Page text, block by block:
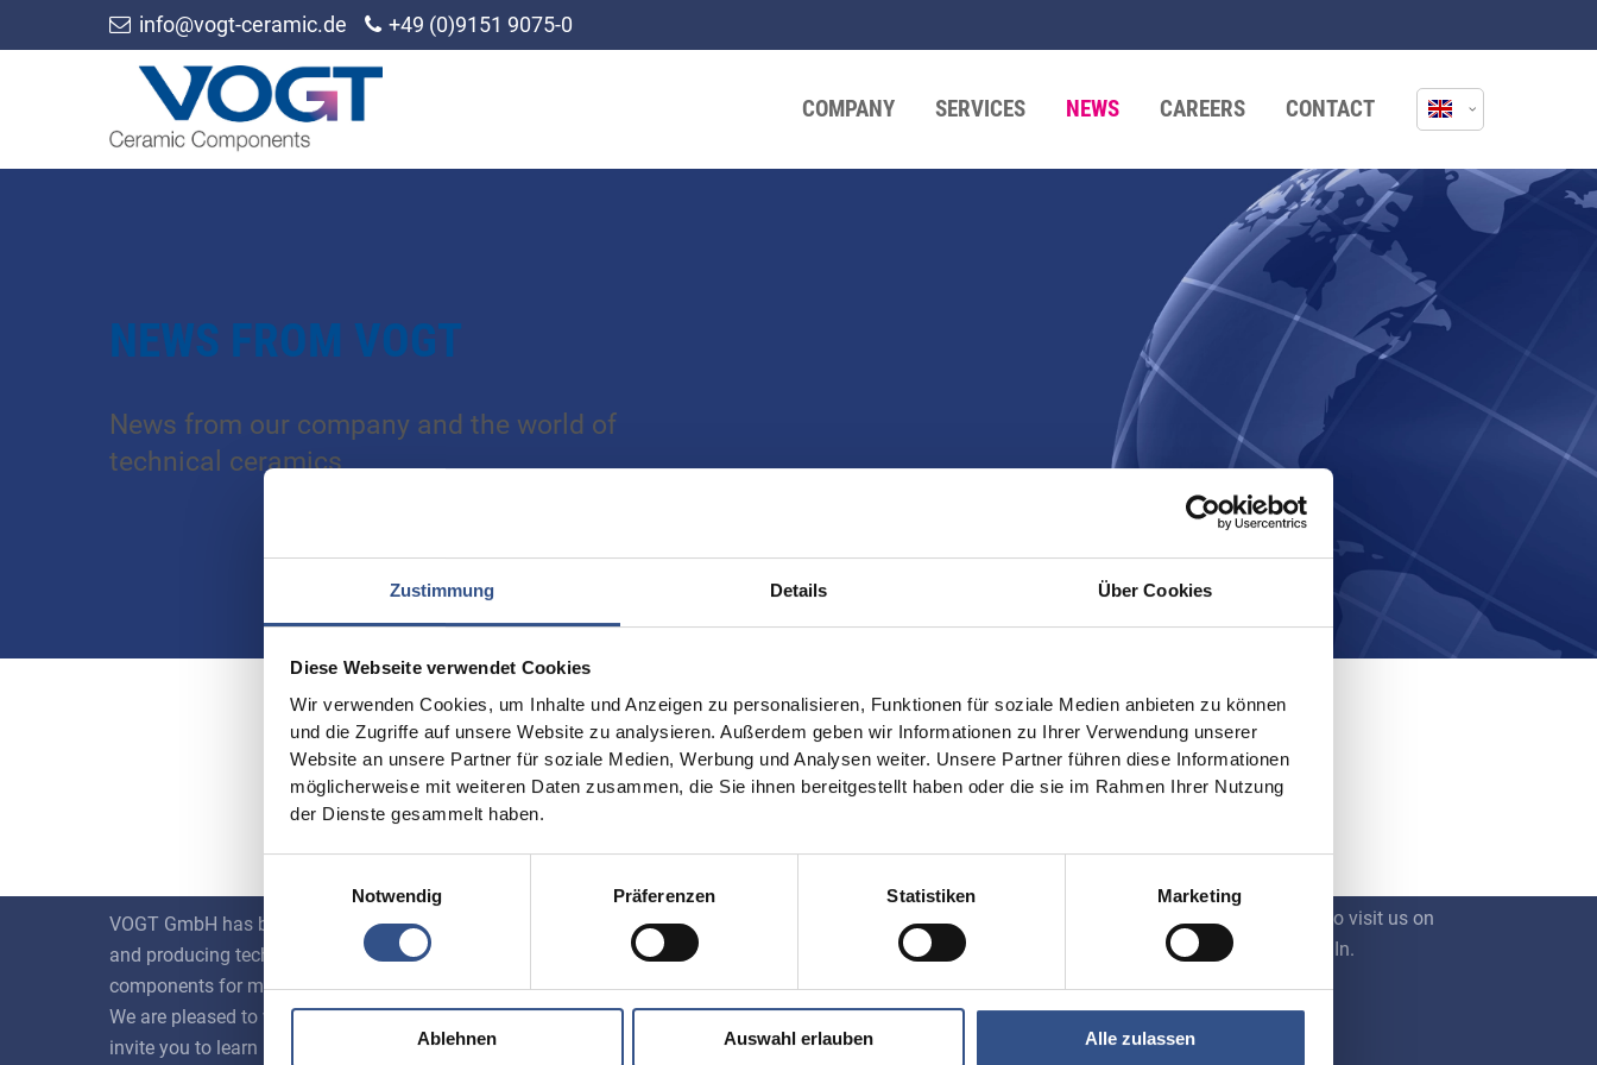
Zustimmung Details Über Cookies
Diese Webseite verwendet Cookies
Wir verwenden Cookies, um Inhalte und Anzeigen zu personalisieren, Funktionen für soziale Medien anbieten zu können
und die Zugriffe auf unsere Website zu analysieren. Außerdem geben wir Informationen zu Ihrer Verwendung unserer
Website an unsere Partner für soziale Medien, Werbung und Analysen weiter. Unsere Partner führen diese Informationen
möglicherweise mit weiteren Daten zusammen, die Sie ihnen bereitgestellt haben oder die sie im Rahmen Ihrer Nutzung
der Dienste gesammelt haben.
Notwendig
Präferenzen Statistiken Marketing
Ablehnen Auswahl erlauben Alle zulassen
info@vogt-ceramic.de +49 (0)9151 9075-0
COMPANY SERVICES NEWS CAREERS CONTACT
NEWS FROM VOGT
News from our company and the world of
technical ceramics
VOGT GmbH has been developing
and producing technical ceramic
components for more than 45 years.
We are pleased to welcome you and
invite you to learn more about our
Favoriten Contact
VOGT GmbH
Ottensooser Str. 52
+49 (0)9151 9075-0
Social Media
We also invite you to visit us on
Facebook or LinkedIn.